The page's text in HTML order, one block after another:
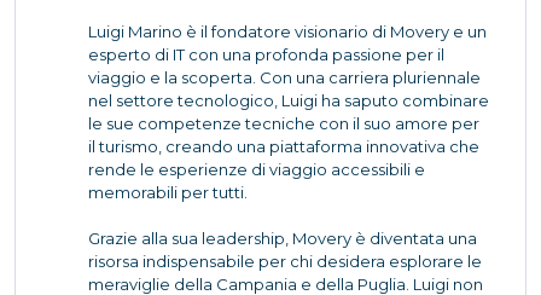
Luigi Marino è il fondatore visionario di Movery e un
esperto di IT con una profonda passione per il
viaggio e la scoperta. Con una carriera pluriennale
nel settore tecnologico, Luigi ha saputo combinare
le sue competenze tecniche con il suo amore per
il turismo, creando una piattaforma innovativa che
rende le esperienze di viaggio accessibili e
memorabili per tutti.
Grazie alla sua leadership, Movery è diventata una
risorsa indispensabile per chi desidera esplorare le
meraviglie della Campania e della Puglia. Luigi non